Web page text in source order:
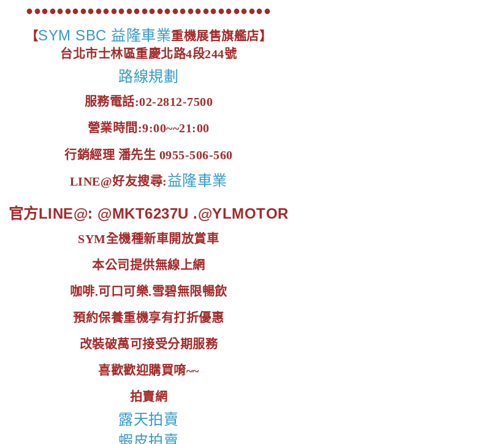
●●●●●●●●●●●●●●●●●●●●●●●●●●●●●●●●
【SYM SBC 益隆車業重機展售旗艦店】
台北市士林區重慶北路4段244號
路線規劃
服務電話:02-2812-7500
營業時間:9:00~~21:00
行銷經理 潘先生 0955-506-560
LINE@好友搜尋:益隆車業
官方LINE@: @MKT6237U .@YLMOTOR
SYM全機種新車開放賞車
本公司提供無線上網
咖啡.可口可樂.雪碧無限暢飲
預約保養重機享有打折優惠
改裝破萬可接受分期服務
喜歡歡迎購買唷~~
拍賣網
露天拍賣
蝦皮拍賣